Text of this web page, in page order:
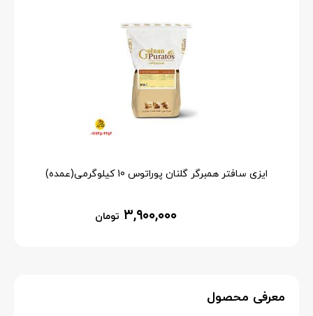
ایزی سافتر همبرگر گلنان پوراتوس 10 کیلوگرمی(عمده)
۳,۹۰۰,۰۰۰ تومان
معرفی محصول